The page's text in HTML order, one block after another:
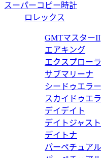
ビジョン コーアクシャ
ビジョン コーアクシャ
テージ コーアクシャル
スーパーコピー時計
ロレックス
GMTマスターII
エアキング
エクスプロー
サブマリーナ
シードゥエラー
スカイドゥエ
デイデイト
デイトジャスト
デイトナ
パーペチュアル